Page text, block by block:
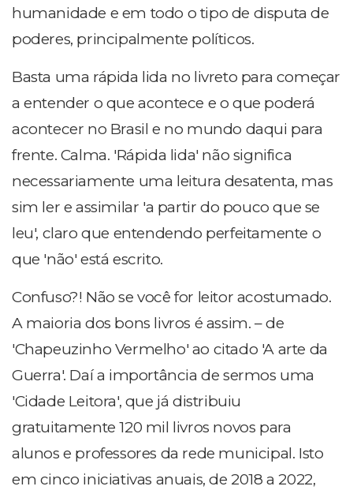
humanidade e em todo o tipo de disputa de
poderes, principalmente políticos.
Basta uma rápida lida no livreto para começar
a entender o que acontece e o que poderá
acontecer no Brasil e no mundo daqui para
frente. Calma. 'Rápida lida' não significa
necessariamente uma leitura desatenta, mas
sim ler e assimilar 'a partir do pouco que se
leu', claro que entendendo perfeitamente o
que 'não' está escrito.
Confuso?! Não se você for leitor acostumado.
A maioria dos bons livros é assim. – de
'Chapeuzinho Vermelho' ao citado 'A arte da
Guerra'. Daí a importância de sermos uma
'Cidade Leitora', que já distribuiu
gratuitamente 120 mil livros novos para
alunos e professores da rede municipal. Isto
em cinco iniciativas anuais, de 2018 a 2022,